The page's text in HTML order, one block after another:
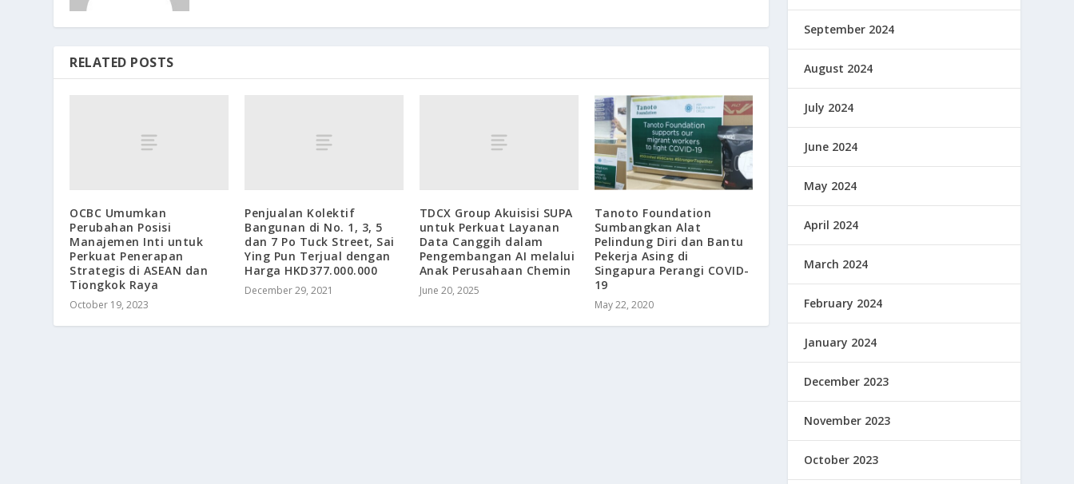
RELATED POSTS
OCBC Umumkan
Perubahan Posisi
Manajemen Inti untuk
Perkuat Penerapan
Strategis di ASEAN dan
Tiongkok Raya
October 19, 2023
Penjualan Kolektif
Bangunan di No. 1, 3, 5
dan 7 Po Tuck Street, Sai
Ying Pun Terjual dengan
Harga HKD377.000.000
December 29, 2021
TDCX Group Akuisisi SUPA
untuk Perkuat Layanan
Data Canggih dalam
Pengembangan AI melalui
Anak Perusahaan Chemin
June 20, 2025
Tanoto Foundation
Sumbangkan Alat
Pelindung Diri dan Bantu
Pekerja Asing di
Singapura Perangi COVID-
19
May 22, 2020
September 2024
August 2024
July 2024
June 2024
May 2024
April 2024
March 2024
February 2024
January 2024
December 2023
November 2023
October 2023